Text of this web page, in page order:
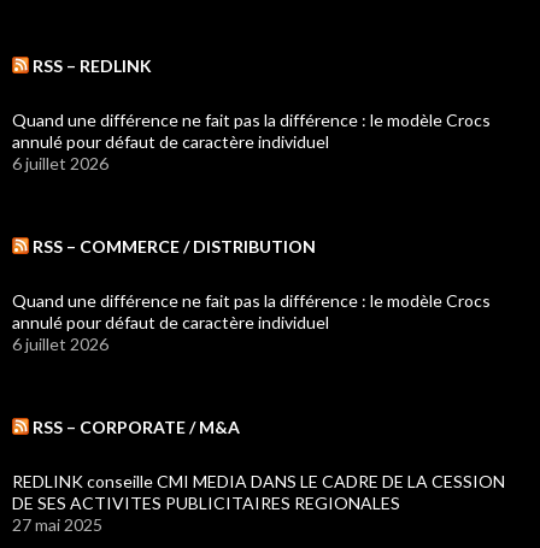
RSS – REDLINK
Quand une différence ne fait pas la différence : le modèle Crocs
annulé pour défaut de caractère individuel
6 juillet 2026
RSS – COMMERCE / DISTRIBUTION
Quand une différence ne fait pas la différence : le modèle Crocs
annulé pour défaut de caractère individuel
6 juillet 2026
RSS – CORPORATE / M&A
REDLINK conseille CMI MEDIA DANS LE CADRE DE LA CESSION
DE SES ACTIVITES PUBLICITAIRES REGIONALES
27 mai 2025